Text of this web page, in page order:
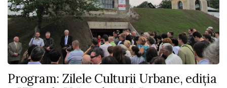
Program: Zilele Culturii Urbane, ediția